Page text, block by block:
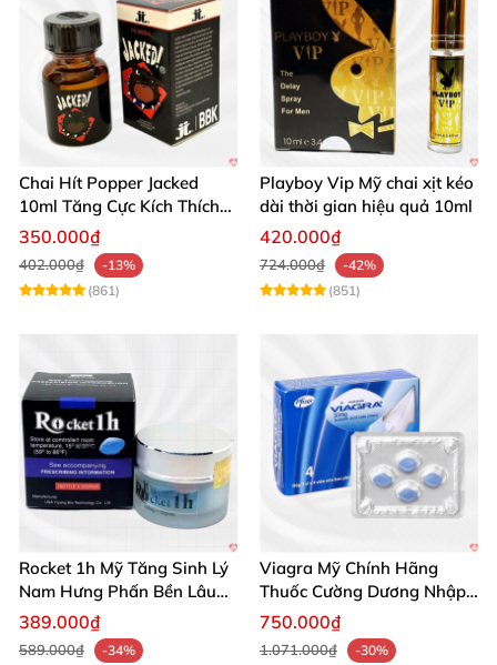
Chai Hít Popper Jacked
10ml Tăng Cực Kích Thích
Mạnh Mẽ
350.000₫
402.000₫
-13%
(861)
Playboy Vip Mỹ chai xịt kéo
dài thời gian hiệu quả 10ml
420.000₫
724.000₫
-42%
(851)
Rocket 1h Mỹ Tăng Sinh Lý
Nam Hưng Phấn Bền Lâu
Mạnh Mẽ
389.000₫
589.000₫
-34%
Viagra Mỹ Chính Hãng
Thuốc Cường Dương Nhập
Khẩu Chính Ngạch
750.000₫
1.071.000₫
-30%